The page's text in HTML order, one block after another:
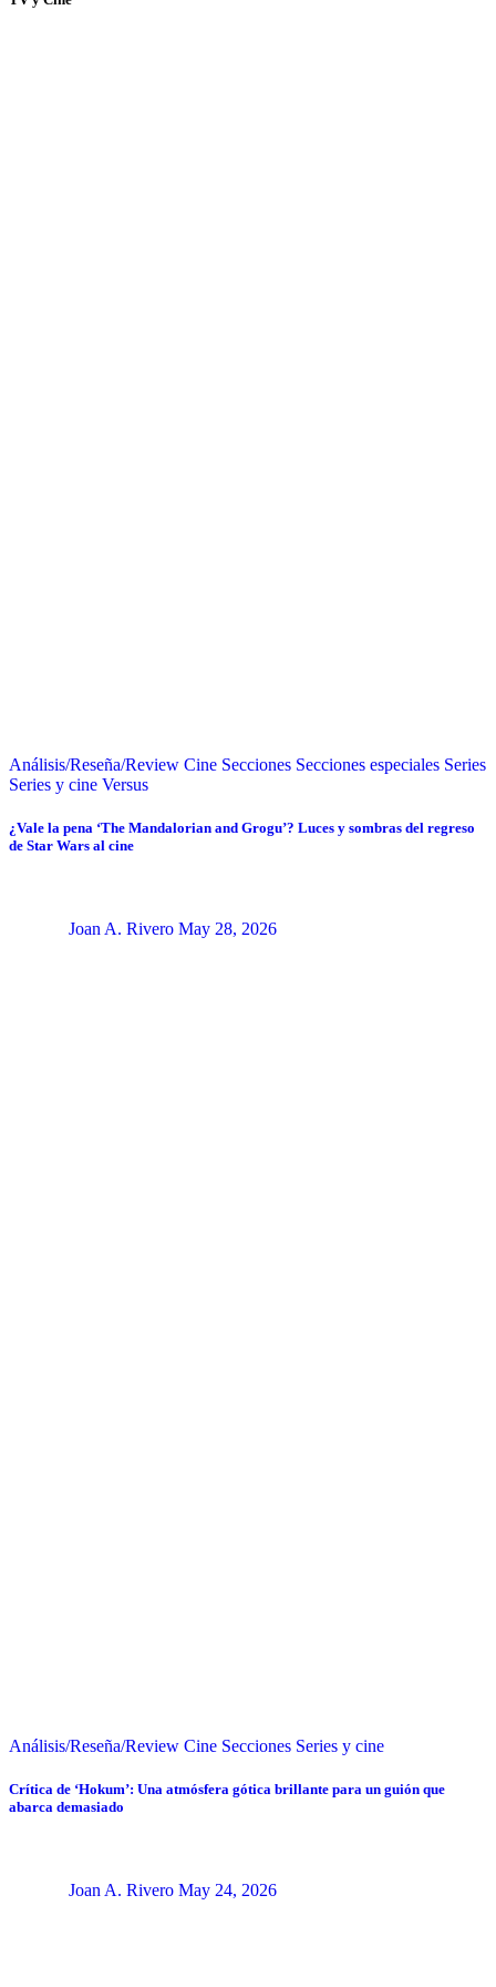
Análisis/Reseña/Review Cine Secciones Secciones especiales Series
Series y cine Versus
¿Vale la pena ‘The Mandalorian and Grogu’? Luces y sombras del regreso
de Star Wars al cine
Joan A. Rivero May 28, 2026
Análisis/Reseña/Review Cine Secciones Series y cine
Crítica de ‘Hokum’: Una atmósfera gótica brillante para un guión que
abarca demasiado
Joan A. Rivero May 24, 2026